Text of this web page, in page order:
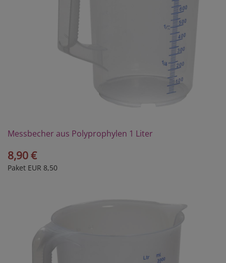
Messbecher aus Polyprophylen 1 Liter
8,90 €
Paket EUR 8,50